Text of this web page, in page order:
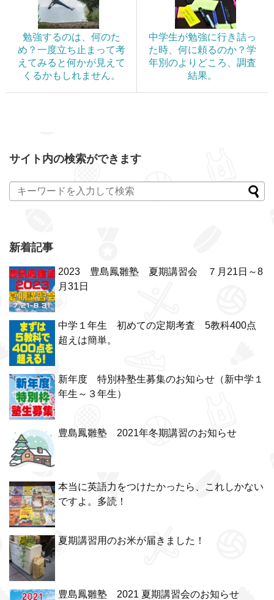
勉強するのは、何のた
め？一度立ち止まって考
えてみると何かが見えて
くるかもしれません。
中学生が勉強に行き詰っ
た時、何に頼るのか？学
年別のよりどころ、調査
結果。
サイト内の検索ができます
新着記事
2023 豊島鳳雛塾 夏期講習会 ７月21日～8
月31日
中学１年生 初めての定期考査 5教科400点
超えは簡単。
新年度 特別枠塾生募集のお知らせ（新中学１
年生～３年生）
豊島鳳雛塾 2021年冬期講習のお知らせ
本当に英語力をつけたかったら、これしかない
ですよ。多読！
夏期講習用のお米が届きました！
豊島鳳雛塾 2021 夏期講習会のお知らせ